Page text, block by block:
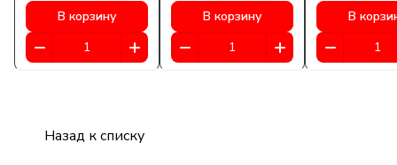
В корзину В корзину В
Назад к списку